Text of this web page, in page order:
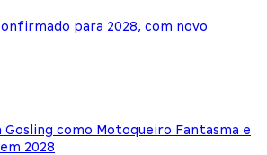
para 2028, com novo
Gosling como Motoqueiro Fantasma e
2028